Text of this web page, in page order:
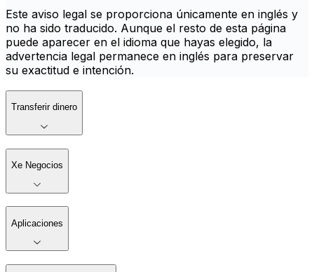
Este aviso legal se proporciona únicamente en inglés y
no ha sido traducido. Aunque el resto de esta página
puede aparecer en el idioma que hayas elegido, la
advertencia legal permanece en inglés para preservar
su exactitud e intención.
Transferir dinero
Xe Negocios
Aplicaciones